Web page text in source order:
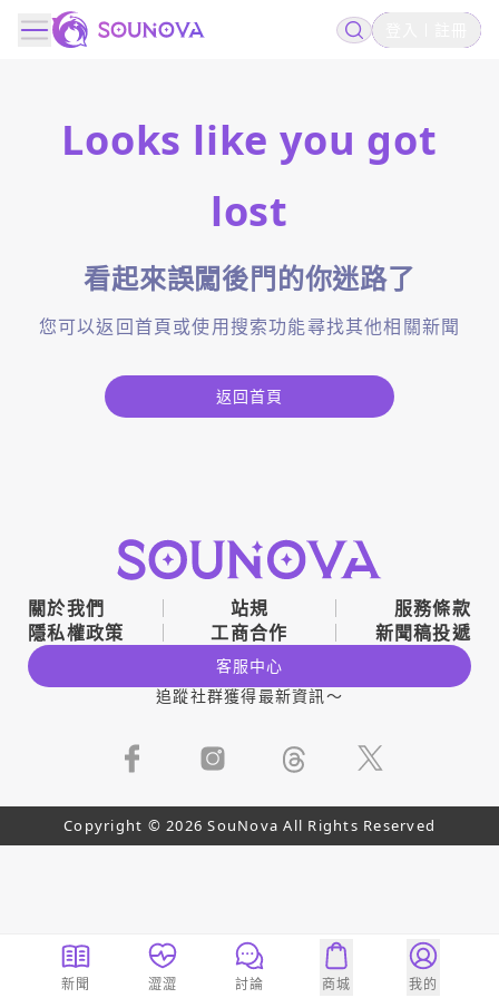
Looks like you got
lost
看起來誤闖後門的你迷路了
您可以返回首頁或使用搜索功能尋找其他相關新聞
返回首頁
關於我們 站規
服務條款
隱私權政策
工商合作 新聞稿投遞
客服中心
追蹤社群獲得最新資訊～
Copyright © 2026 SouNova All Rights Reserved
新聞 澀澀 討論 商城 我的